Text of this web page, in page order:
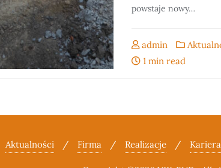
powstaje nowy…
admin
1 min read
Aktualności Firma Realizacje Kariera